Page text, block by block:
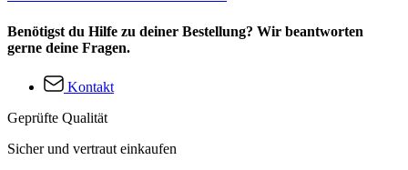
Benötigst du Hilfe zu deiner Bestellung? Wir beantworten
gerne deine Fragen.
Kontakt
Geprüfte Qualität
Sicher und vertraut einkaufen